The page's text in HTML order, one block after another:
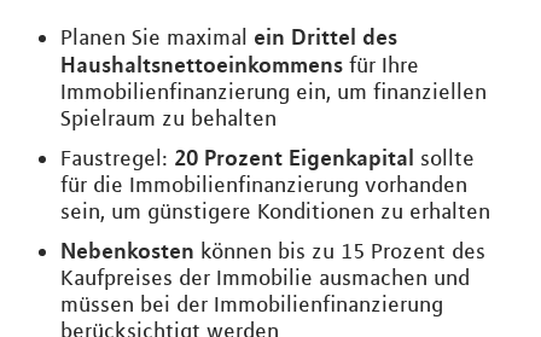
Planen Sie maximal ein Drittel des
Haushaltsnettoeinkommens für Ihre
Immobilienfinanzierung ein, um finanziellen
Spielraum zu behalten
Faustregel: 20 Prozent Eigenkapital sollte
für die Immobilienfinanzierung vorhanden
sein, um günstigere Konditionen zu erhalten
Nebenkosten können bis zu 15 Prozent des
Kaufpreises der Immobilie ausmachen und
müssen bei der Immobilienfinanzierung
berücksichtigt werden